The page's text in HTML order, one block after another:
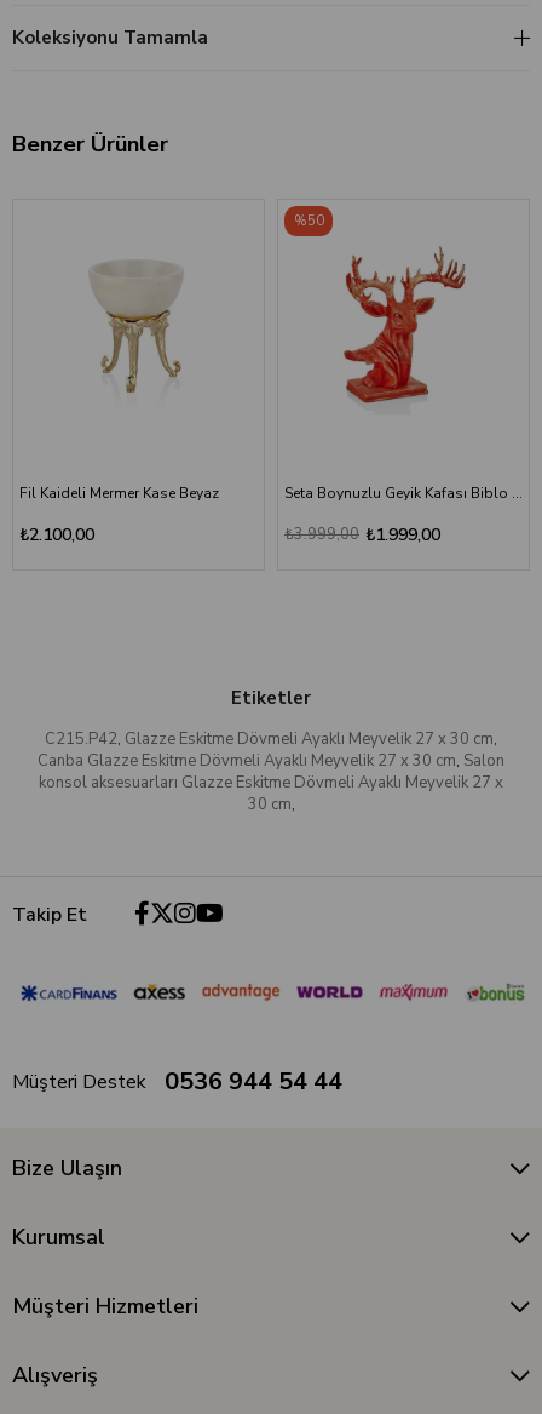
Koleksiyonu Tamamla
Benzer Ürünler
Fil Kaideli Mermer Kase Beyaz
₺2.100,00
Seta Boynuzlu Geyik Kafası Biblo Kırmızı
₺1.999,00
₺3.999,00
%50
Etiketler
C215.P42, Glazze Eskitme Dövmeli Ayaklı Meyvelik 27 x 30 cm,
Canba Glazze Eskitme Dövmeli Ayaklı Meyvelik 27 x 30 cm, Salon
konsol aksesuarları Glazze Eskitme Dövmeli Ayaklı Meyvelik 27 x
30 cm,
Takip Et
Müşteri Destek 0536 944 54 44
Bize Ulaşın
Kurumsal
Müşteri Hizmetleri
Alışveriş